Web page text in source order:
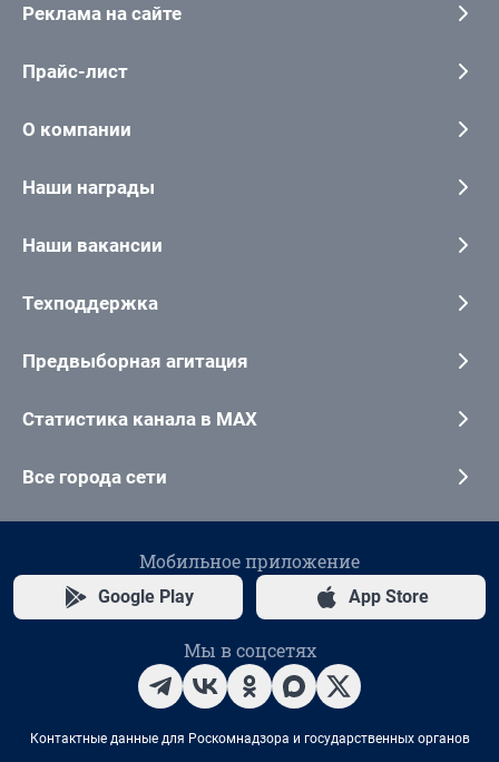
Реклама на сайте
Прайс-лист
О компании
Наши награды
Наши вакансии
Техподдержка
Предвыборная агитация
Статистика канала в MAX
Все города сети
Мобильное приложение
Google Play App Store
Мы в соцсетях
Контактные данные для Роскомнадзора и государственных органов